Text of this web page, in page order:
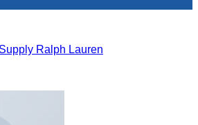
Ralph Lauren